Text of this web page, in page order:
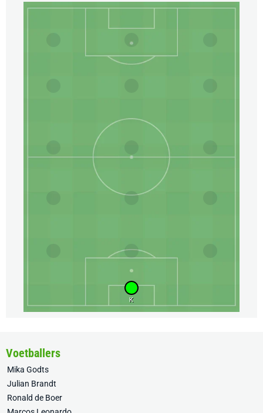
K
Voetballers
Mika Godts
Julian Brandt
Ronald de Boer